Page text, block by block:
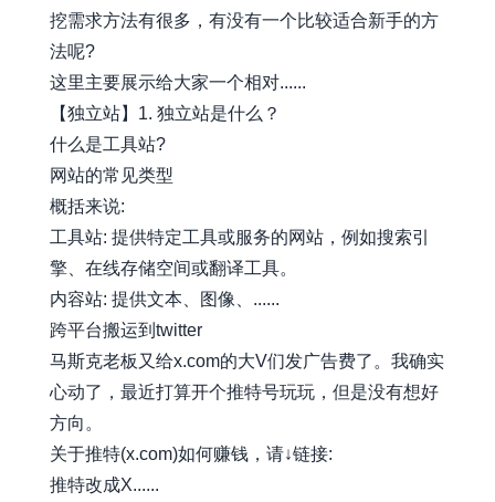
挖需求方法有很多，有没有一个比较适合新手的方
法呢?
这里主要展示给大家一个相对......
【独立站】1. 独立站是什么？
什么是工具站?
网站的常见类型
概括来说:
工具站: 提供特定工具或服务的网站，例如搜索引
擎、在线存储空间或翻译工具。
内容站: 提供文本、图像、......
跨平台搬运到twitter
马斯克老板又给x.com的大V们发广告费了。我确实
心动了，最近打算开个推特号玩玩，但是没有想好
方向。
关于推特(x.com)如何赚钱，请↓链接:
推特改成X......